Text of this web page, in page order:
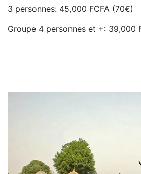
3 personnes: 45,000 FCFA (70€)
Groupe 4 personnes et +: 39,000